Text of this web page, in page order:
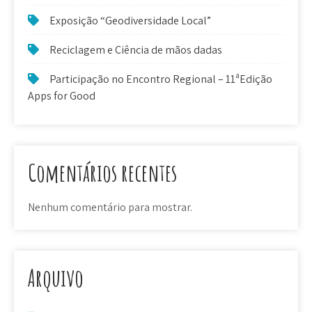
Exposição “Geodiversidade Local”
Reciclagem e Ciência de mãos dadas
Participação no Encontro Regional – 11ªEdição
Apps for Good
Comentários recentes
Nenhum comentário para mostrar.
Arquivo